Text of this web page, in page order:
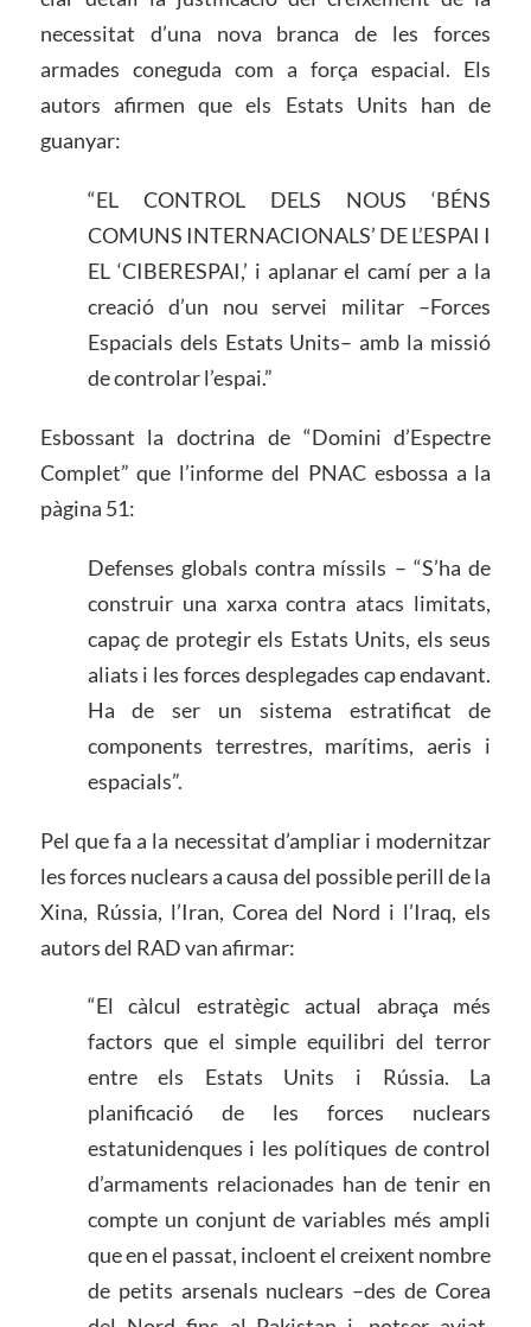
necessitat d’una nova branca de les forces
armades coneguda com a força espacial. Els
autors afirmen que els Estats Units han de
guanyar:
“EL CONTROL DELS NOUS ‘BÉNS
COMUNS INTERNACIONALS’ DE L’ESPAI I
EL ‘CIBERESPAI,’ i aplanar el camí per a la
creació d’un nou servei militar –Forces
Espacials dels Estats Units– amb la missió
de controlar l’espai.”
Esbossant la doctrina de “Domini d’Espectre
Complet” que l’informe del PNAC esbossa a la
pàgina 51:
Defenses globals contra míssils – “S’ha de
construir una xarxa contra atacs limitats,
capaç de protegir els Estats Units, els seus
aliats i les forces desplegades cap endavant.
Ha de ser un sistema estratificat de
components terrestres, marítims, aeris i
espacials”.
Pel que fa a la necessitat d’ampliar i modernitzar
les forces nuclears a causa del possible perill de la
Xina, Rússia, l’Iran, Corea del Nord i l’Iraq, els
autors del RAD van afirmar:
“El càlcul estratègic actual abraça més
factors que el simple equilibri del terror
entre els Estats Units i Rússia. La
planificació de les forces nuclears
estatunidenques i les polítiques de control
d’armaments relacionades han de tenir en
compte un conjunt de variables més ampli
que en el passat, incloent el creixent nombre
de petits arsenals nuclears –des de Corea